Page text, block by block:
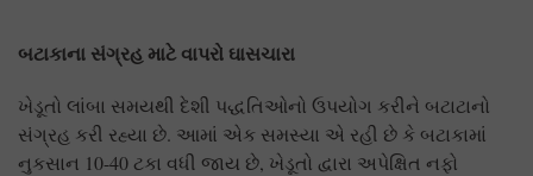
બટાકાના સંગ્રહ માટે વાપરો ઘાસચારા
ખેડૂતો લાંબા સમયથી દેશી પદ્ધતિઓનો ઉપયોગ કરીને બટાટાનો
સંગ્રહ કરી રહ્યા છે. આમાં એક સમસ્યા એ રહી છે કે બટાકામાં
નુકસાન 10-40 ટકા વધી જાય છે, ખેડૂતો દ્વારા અપેક્ષિત નફો